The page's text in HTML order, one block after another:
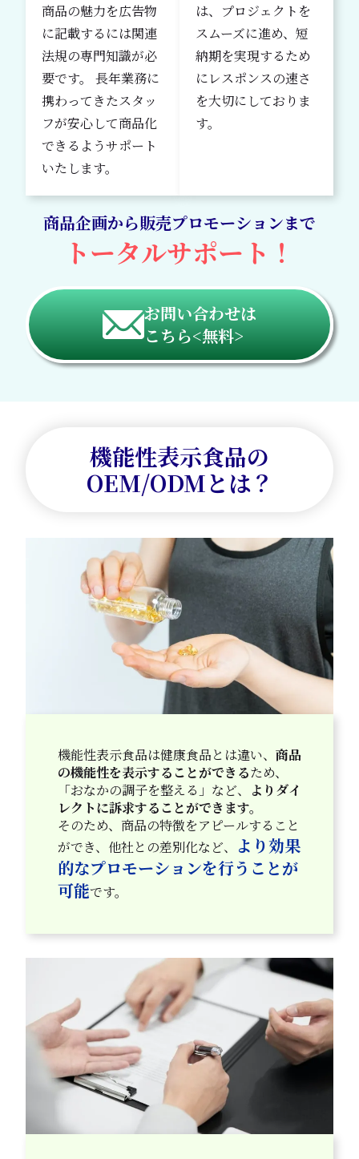
商品の魅力を広告物
に記載するには関連
法規の専門知識が必
要です。 長年業務に
携わってきたスタッ
フが安心して商品化
できるようサポート
いたします。
は、プロジェクトを
スムーズに進め、短
納期を実現するため
にレスポンスの速さ
を大切にしておりま
す。
商品企画から販売プロモーションまで
トータルサポート！
お問い合わせは
こちら<無料>
機能性表示食品の
OEM/ODMとは？
機能性表示食品は健康食品とは違い、 商品
の機能性を表示することができるため、
「おなかの調子を整える」など、
よりダイ
レクトに訴求することができます。
そのため、商品の特徴をアピールすること
ができ、他社との差別化など、
より効果
的なプロモーションを行うことが
可能です。